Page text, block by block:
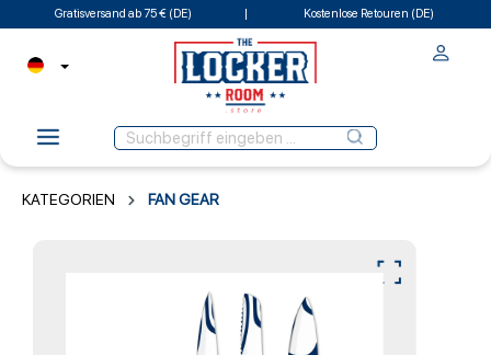
Gratisversand ab 75 € (DE) Kostenlose Retouren (DE)
KATEGORIEN FAN GEAR